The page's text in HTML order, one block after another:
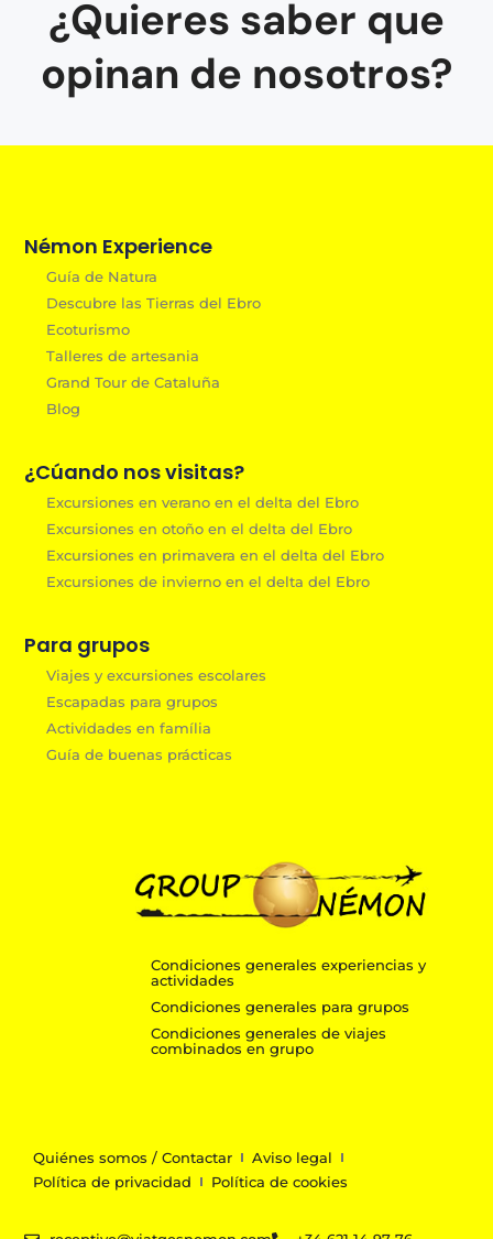
¿Quieres saber que
opinan de nosotros?
Némon Experience
Guía de Natura
Descubre las Tierras del Ebro
Ecoturismo
Talleres de artesania
Grand Tour de Cataluña
Blog
¿Cúando nos visitas?
Excursiones en verano en el delta del Ebro
Excursiones en otoño en el delta del Ebro
Excursiones en primavera en el delta del Ebro
Excursiones de invierno en el delta del Ebro
Para grupos
Viajes y excursiones escolares
Escapadas para grupos
Actividades en família
Guía de buenas prácticas
Condiciones generales experiencias y
actividades
Condiciones generales para grupos
Condiciones generales de viajes
combinados en grupo
Quiénes somos / Contactar
Aviso legal
Política de privacidad
Política de cookies